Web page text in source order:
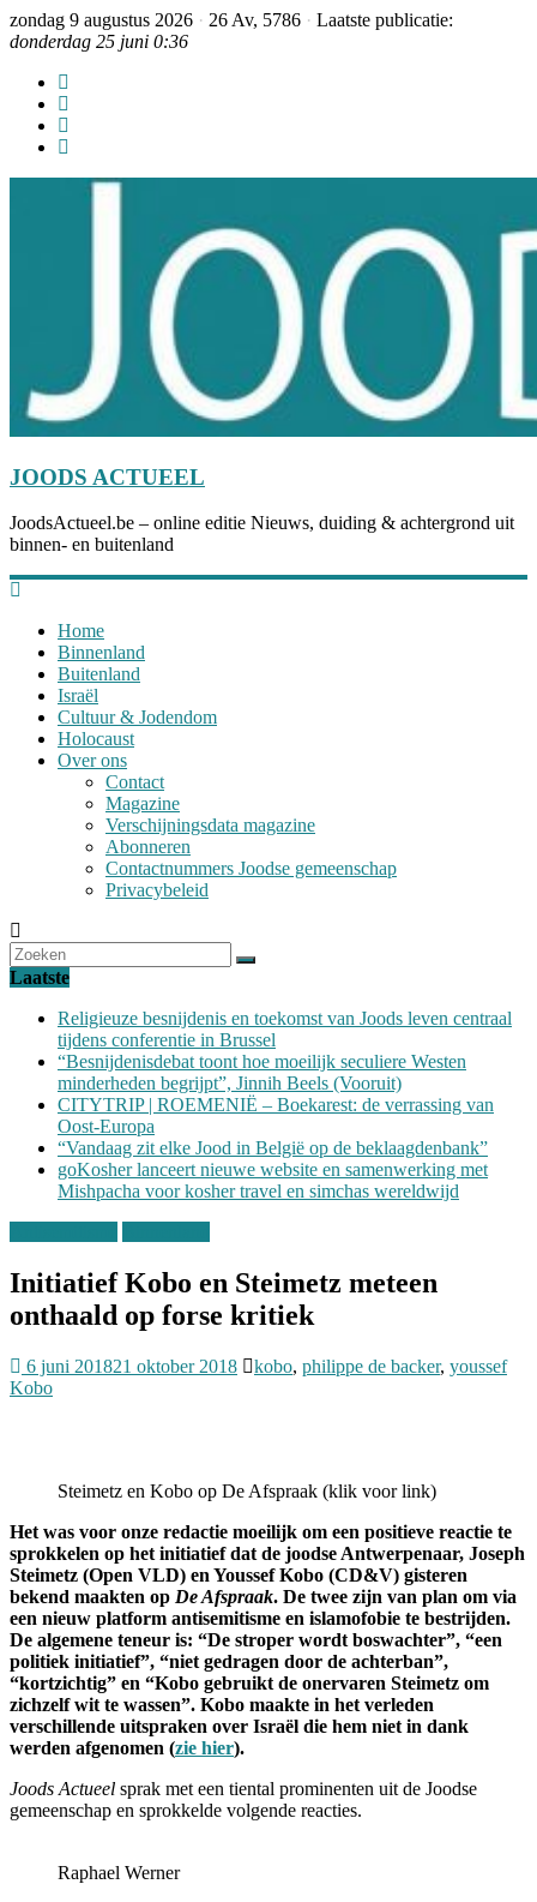
zondag 9 augustus 2026 · 26 Av, 5786 · Laatste publicatie:
donderdag 25 juni 0:36
JOODS ACTUEEL
JoodsActueel.be – online editie Nieuws, duiding & achtergrond uit
binnen- en buitenland
Home
Binnenland
Buitenland
Israël
Cultuur & Jodendom
Holocaust
Over ons
Contact
Magazine
Verschijningsdata magazine
Abonneren
Contactnummers Joodse gemeenschap
Privacybeleid
Laatste
Religieuze besnijdenis en toekomst van Joods leven centraal
tijdens conferentie in Brussel
“Besnijdenisdebat toont hoe moeilijk seculiere Westen
minderheden begrijpt”, Jinnih Beels (Vooruit)
CITYTRIP | ROEMENIË – Boekarest: de verrassing van
Oost-Europa
“Vandaag zit elke Jood in België op de beklaagdenbank”
goKosher lanceert nieuwe website en samenwerking met
Mishpacha voor kosher travel en simchas wereldwijd
Initiatief Kobo en Steimetz meteen
onthaald op forse kritiek
6 juni 201821 oktober 2018 kobo, philippe de backer, youssef
Kobo
Steimetz en Kobo op De Afspraak (klik voor link)
Het was voor onze redactie moeilijk om een positieve reactie te
sprokkelen op het initiatief dat de joodse Antwerpenaar, Joseph
Steimetz (Open VLD) en Youssef Kobo (CD&V) gisteren
bekend maakten op De Afspraak. De twee zijn van plan om via
een nieuw platform antisemitisme en islamofobie te bestrijden.
De algemene teneur is: “De stroper wordt boswachter”, “een
politiek initiatief”, “niet gedragen door de achterban”,
“kortzichtig” en “Kobo gebruikt de onervaren Steimetz om
zichzelf wit te wassen”. Kobo maakte in het verleden
verschillende uitspraken over Israël die hem niet in dank
werden afgenomen (zie hier).
Joods Actueel sprak met een tiental prominenten uit de Joodse
gemeenschap en sprokkelde volgende reacties.
Raphael Werner